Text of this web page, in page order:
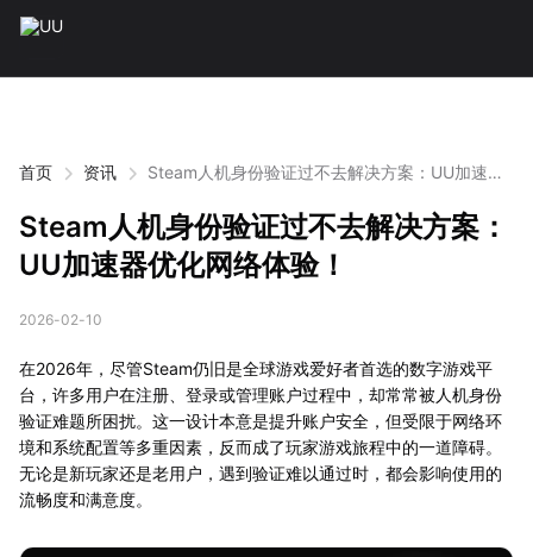
首页 资讯
Steam人机身份验证过不去解决方案：UU加速器
Steam人机身份验证过不去解决方案：
UU加速器优化网络体验！
2026-02-10
在2026年，尽管Steam仍旧是全球游戏爱好者首选的数字游戏平
台，许多用户在注册、登录或管理账户过程中，却常常被人机身份
验证难题所困扰。这一设计本意是提升账户安全，但受限于网络环
境和系统配置等多重因素，反而成了玩家游戏旅程中的一道障碍。
无论是新玩家还是老用户，遇到验证难以通过时，都会影响使用的
流畅度和满意度。